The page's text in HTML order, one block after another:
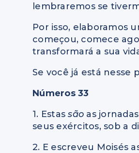
lembraremos se
Por isso, elaboramos
começou, comece
transformará a sua
Se você já está nesse
Números 33
1. Estassão as
seus exércitos, sob a
2. E escreveu Moisés